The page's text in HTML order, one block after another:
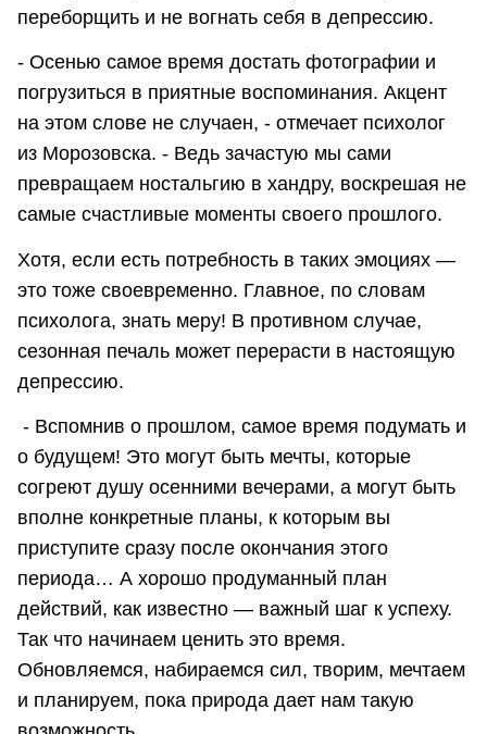
переборщить и не вогнать себя в депрессию.
- Осенью самое время достать фотографии и
погрузиться в приятные воспоминания. Акцент
на этом слове не случаен, - отмечает психолог
из Морозовска. - Ведь зачастую мы сами
превращаем ностальгию в хандру, воскрешая не
самые счастливые моменты своего прошлого.
Хотя, если есть потребность в таких эмоциях —
это тоже своевременно. Главное, по словам
психолога, знать меру! В противном случае,
сезонная печаль может перерасти в настоящую
депрессию.
- Вспомнив о прошлом, самое время подумать и
о будущем! Это могут быть мечты, которые
согреют душу осенними вечерами, а могут быть
вполне конкретные планы, к которым вы
приступите сразу после окончания этого
периода… А хорошо продуманный план
действий, как известно — важный шаг к успеху.
Так что начинаем ценить это время.
Обновляемся, набираемся сил, творим, мечтаем
и планируем, пока природа дает нам такую